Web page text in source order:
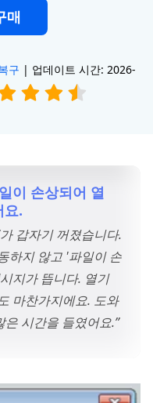
매
구 | 업데이트 시간: 2026-
이 손상되어 열
요.
갑자기 꺼졌습니다.
하지 않고 '파일이 손
지가 뜹니다. 열기
마찬가지에요. 도와
시간을 들였어요.”